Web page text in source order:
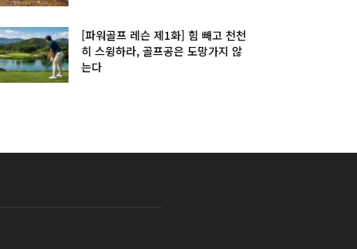
[파워골프 레슨 제1화] 힘 빼고 천천
히 스윙하라, 골프공은 도망가지 않
는다